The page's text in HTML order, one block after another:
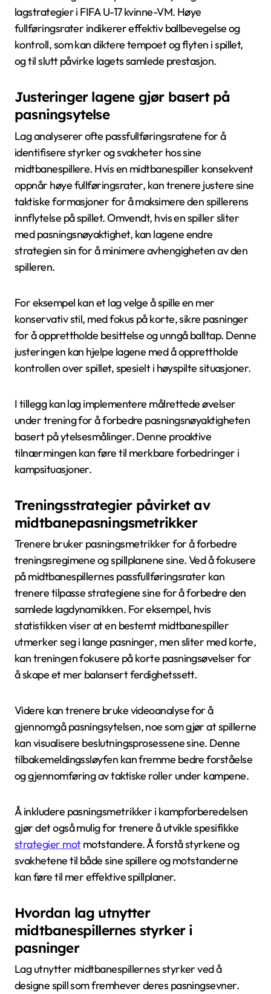
lagstrategier i FIFA U-17 kvinne-VM. Høye
fullføringsrater indikerer effektiv ballbevegelse og
kontroll, som kan diktere tempoet og flyten i spillet,
og til slutt påvirke lagets samlede prestasjon.
Justeringer lagene gjør basert på
pasningsytelse
Lag analyserer ofte passfullføringsratene for å
identifisere styrker og svakheter hos sine
midtbanespillere. Hvis en midtbanespiller konsekvent
oppnår høye fullføringsrater, kan trenere justere sine
taktiske formasjoner for å maksimere den spillerens
innflytelse på spillet. Omvendt, hvis en spiller sliter
med pasningsnøyaktighet, kan lagene endre
strategien sin for å minimere avhengigheten av den
spilleren.
For eksempel kan et lag velge å spille en mer
konservativ stil, med fokus på korte, sikre pasninger
for å opprettholde besittelse og unngå balltap. Denne
justeringen kan hjelpe lagene med å opprettholde
kontrollen over spillet, spesielt i høyspilte situasjoner.
I tillegg kan lag implementere målrettede øvelser
under trening for å forbedre pasningsnøyaktigheten
basert på ytelsesmålinger. Denne proaktive
tilnærmingen kan føre til merkbare forbedringer i
kampsituasjoner.
Treningsstrategier påvirket av
midtbanepasningsmetrikker
Trenere bruker pasningsmetrikker for å forbedre
treningsregimene og spillplanene sine. Ved å fokusere
på midtbanespillernes passfullføringsrater kan
trenere tilpasse strategiene sine for å forbedre den
samlede lagdynamikken. For eksempel, hvis
statistikken viser at en bestemt midtbanespiller
utmerker seg i lange pasninger, men sliter med korte,
kan treningen fokusere på korte pasningsøvelser for
å skape et mer balansert ferdighetssett.
Videre kan trenere bruke videoanalyse for å
gjennomgå pasningsytelsen, noe som gjør at spillerne
kan visualisere beslutningsprosessene sine. Denne
tilbakemeldingssløyfen kan fremme bedre forståelse
og gjennomføring av taktiske roller under kampene.
Å inkludere pasningsmetrikker i kampforberedelsen
gjør det også mulig for trenere å utvikle spesifikke
strategier motmotstandere. Å forstå styrkene og
svakhetene til både sine spillere og motstanderne
kan føre til mer effektive spillplaner.
Hvordan lag utnytter
midtbanespillernes styrker i
pasninger
Lag utnytter midtbanespillernes styrker ved å
designe spill som fremhever deres pasningsevner.